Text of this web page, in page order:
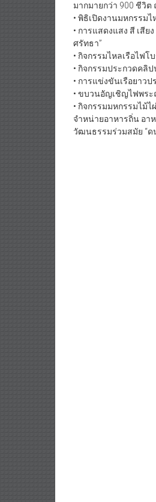
มากมายกว่า 900 ชีวิ
• พิธิเปิดงานมหกรรม
• การแสดงแสง สี เสี
ศรัทธา”
• กิจกรรมไหลเรือไฟ
• กิจกรรมประกวดคลิป
• การแข่งขันเรือยาว
• ขบวนอัญเชิญไฟพระ
• กิจกรรมมหกรรมไม้
จำหน่ายอาหารถิ่น อ
วัฒนธรรมร่วมสมัย “ด